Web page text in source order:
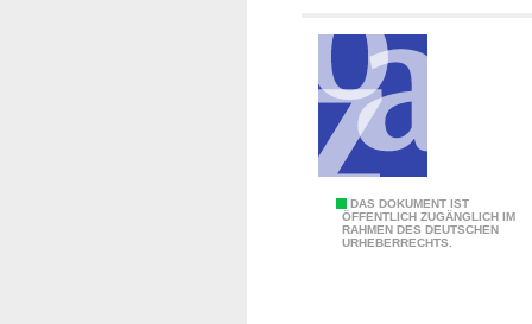
n
i
A
f
DAS DOKUMENT IST
ÖFFENTLICH ZUGÄNGLICH IM
RAHMEN DES DEUTSCHEN
URHEBERRECHTS.